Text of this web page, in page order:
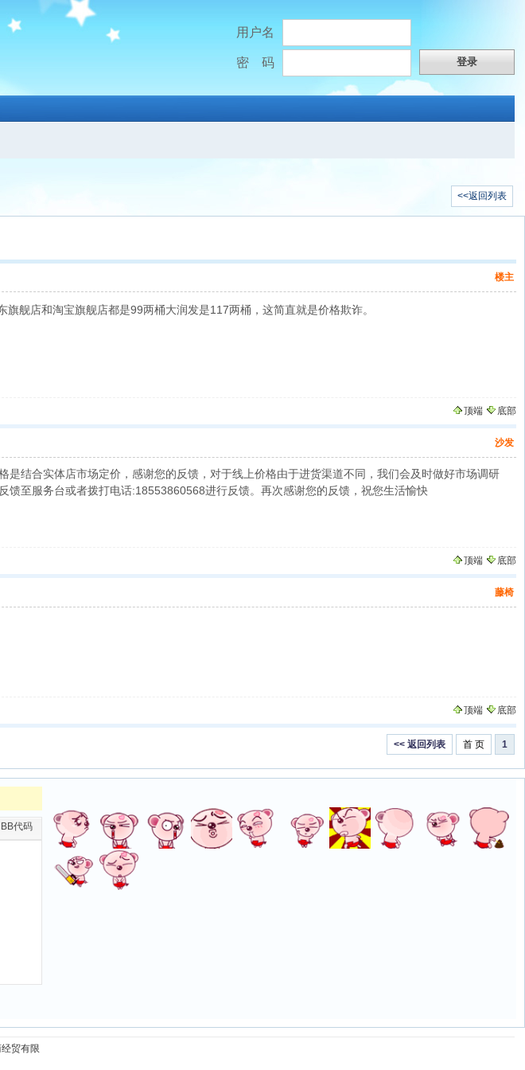
用户名
密 码
<<返回列表
楼主
舰店和淘宝旗舰店都是99两桶大润发是117两桶，这简直就是价格欺诈。
顶端 底部
沙发
结合实体店市场定价，感谢您的反馈，对于线上价格由于进货渠道不同，我们会及时做好市场调研
至服务台或者拨打电话:18553860568进行反馈。再次感谢您的反馈，祝您生活愉快
顶端 底部
藤椅
顶端 底部
<< 返回列表 首 页 1
贸有限